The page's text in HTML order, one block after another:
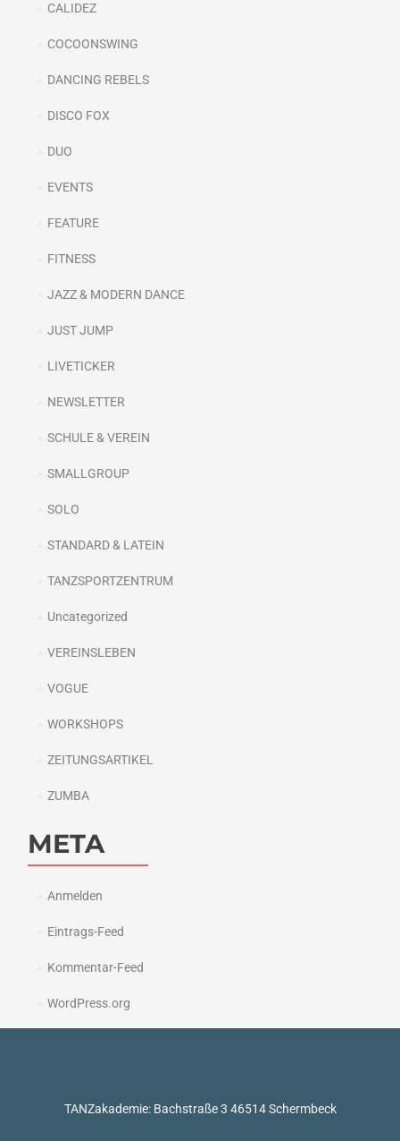
CALIDEZ
COCOONSWING
DANCING REBELS
DISCO FOX
DUO
EVENTS
FEATURE
FITNESS
JAZZ & MODERN DANCE
JUST JUMP
LIVETICKER
NEWSLETTER
SCHULE & VEREIN
SMALLGROUP
SOLO
STANDARD & LATEIN
TANZSPORTZENTRUM
Uncategorized
VEREINSLEBEN
VOGUE
WORKSHOPS
ZEITUNGSARTIKEL
ZUMBA
META
Anmelden
Eintrags-Feed
Kommentar-Feed
WordPress.org
TANZakademie: Bachstraße 3 46514 Schermbeck